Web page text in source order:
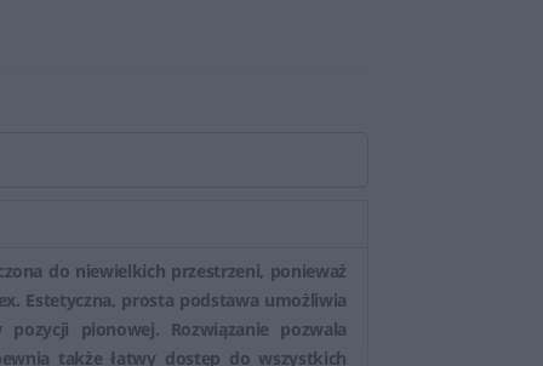
do niewielkich przestrzeni, ponieważ
Estetyczna, prosta podstawa umożliwia
pionowej. Rozwiązanie pozwala
także łatwy dostęp do wszystkich